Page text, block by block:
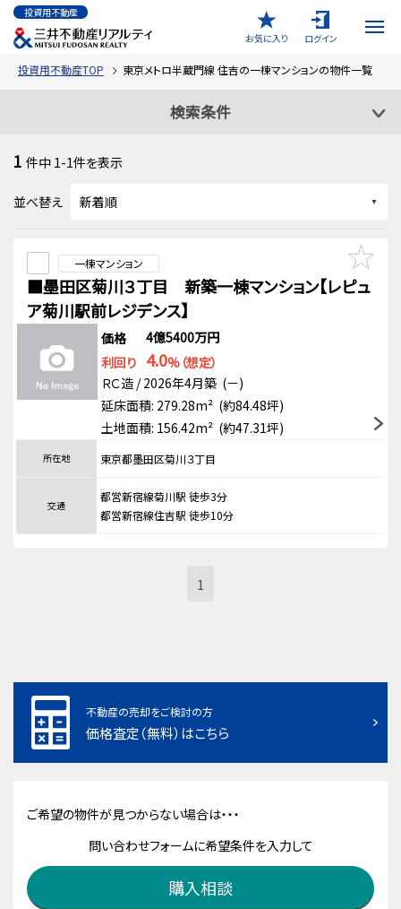
投資用不動産
お気に入り
ログイン
投資用不動産TOP 東京メトロ半蔵門線 住吉の一棟マンションの物件一覧
検索条件
1 件中 1-1件を表示
並べ替え
一棟マンション
■墨田区菊川３丁目 新築一棟マンション【レピュ
ア菊川駅前レジデンス】
価格
4億5400万円
利回り 4.0%（想定）
ＲＣ造 / 2026年4月築 (－)
延床面積: 279.28m² (約84.48坪)
土地面積: 156.42m² (約47.31坪)
所在地 東京都墨田区菊川３丁目
交通
都営新宿線菊川駅 徒歩3分
都営新宿線住吉駅 徒歩10分
1
不動産の売却をご検討の方
価格査定（無料）はこちら
ご希望の物件が見つからない場合は・・・
問い合わせフォームに希望条件を入力して
購入相談